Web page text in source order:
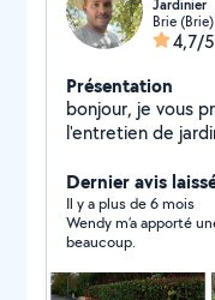
Jardinier
Brie (Brie)
4,7/5
Présentation
bonjour, je vous propose mes services pour : -
l'entretien de
demoussage de toiture -petit
peinture
Dernier avis
Il y a plus de 6 mois
Wendy m’a apporté
beaucoup.